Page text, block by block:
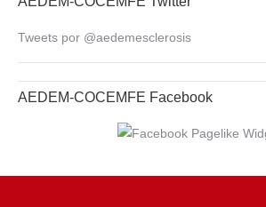
Tweets por @aedemesclerosis
AEDEM-COCEMFE Facebook